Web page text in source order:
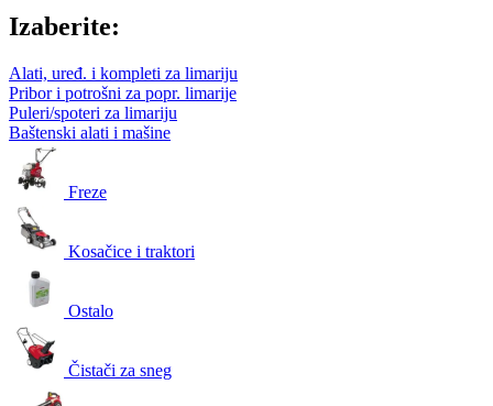
Izaberite:
Alati, uređ. i kompleti za limariju
Pribor i potrošni za popr. limarije
Puleri/spoteri za limariju
Baštenski alati i mašine
Freze
Kosačice i traktori
Ostalo
Čistači za sneg